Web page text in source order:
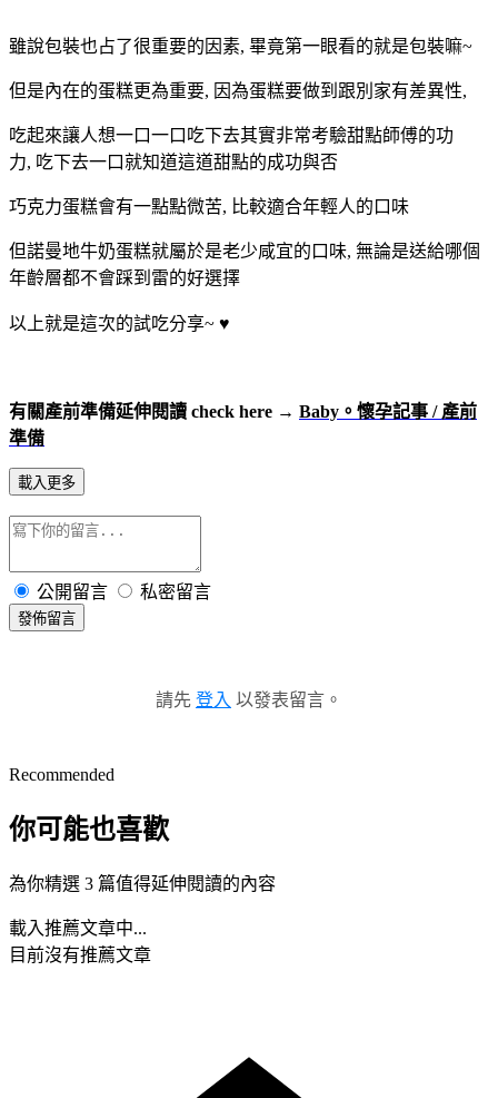
雖說包裝也占了很重要的因素, 畢竟第一眼看的就是包裝嘛~
但是內在的蛋糕更為重要, 因為蛋糕要做到跟別家有差異性,
吃起來讓人想一口一口吃下去其實非常考驗甜點師傅的功
力, 吃下去一口就知道這道甜點的成功與否
巧克力蛋糕會有一點點微苦, 比較適合年輕人的口味
但諾曼地牛奶蛋糕就屬於是老少咸宜的口味, 無論是送給哪個
年齡層都不會踩到雷的好選擇
以上就是這次的試吃分享~ ♥
有關產前準備延伸閱讀 check here → Baby。懷孕記事 / 產前
準備
載入更多
公開留言 私密留言
發佈留言
請先 登入 以發表留言。
Recommended
你可能也喜歡
為你精選 3 篇值得延伸閱讀的內容
載入推薦文章中...
目前沒有推薦文章